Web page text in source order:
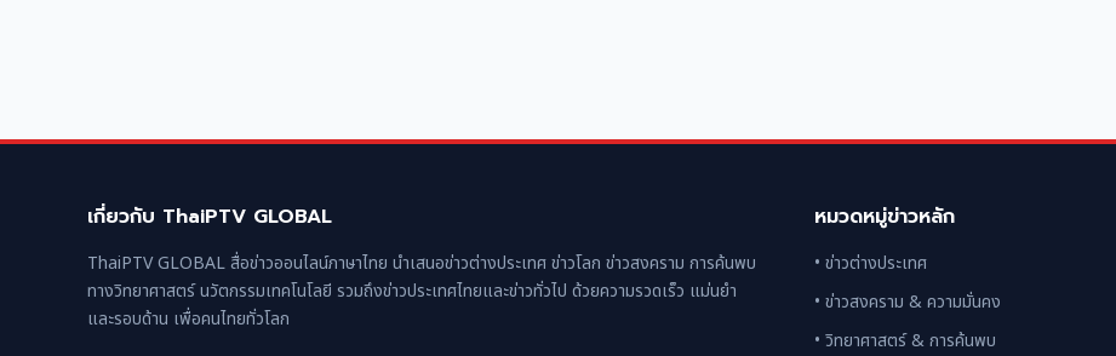
เกี่ยวกับ ThaiPTV GLOBAL
ThaiPTV GLOBAL สื่อข่าวออนไลน์ภาษาไทย นำเสนอข่าวต่างประเทศ ข่าวโลก ข่าวสงคราม การค้นพบ
ทางวิทยาศาสตร์ นวัตกรรมเทคโนโลยี รวมถึงข่าวประเทศไทยและข่าวทั่วไป ด้วยความรวดเร็ว แม่นยำ
และรอบด้าน เพื่อคนไทยทั่วโลก
หมวดหมู่ข่าวหลัก
• ข่าวต่างประเทศ
• ข่าวสงคราม & ความมั่นคง
• วิทยาศาสตร์ & การค้นพบ